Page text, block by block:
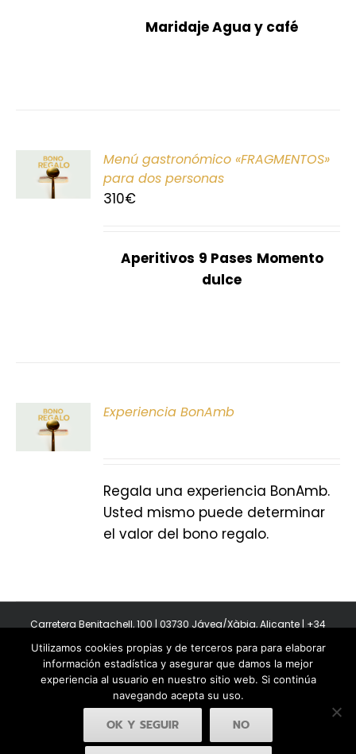
Maridaje Agua y café
Menú gastronómico «FRAGMENTOS»
para dos personas
310€
Aperitivos 9 Pases Momento
dulce
Experiencia BonAmb
Regala una experiencia BonAmb.
Usted mismo puede determinar
el valor del bono regalo.
Carretera Benitachell, 100 | 03730 Jávea/Xàbia, Alicante | +34
Copyright 2011-2026 BonAmb Restaurant | All Rights Reserved |
Política de privacidad|Powered by Insertcom
Utilizamos cookies propias y de terceros para para elaborar
información estadística y asegurar que damos la mejor
experiencia al usuario en nuestro sitio web. Si continúa
navegando acepta su uso.
OK Y SEGUIR NO